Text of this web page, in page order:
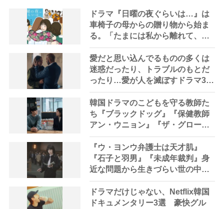
ドラマ『日曜の夜ぐらいは…』は
車椅子の母からの贈り物から始ま
る。「たまには私から離れて、思
いきり笑ったりしてらっしゃい」
愛だと思い込んでるものの多くは
迷惑だったり、トラブルのもとだ
ったり…愛が人を滅ぼすドラマ3選
『Run』『残り火』『カトラ』
韓国ドラマのこどもを守る教師た
ち『ブラックドッグ』『保健教師
アン・ウニョン』『ザ・グローリ
ー』
『ウ・ヨンウ弁護士は天才肌』
『石子と羽男』『未成年裁判』身
近な問題から生きづらい世の中を
問う法廷ドラマ3選
ドラマだけじゃない、Netflix韓国
ドキュメンタリー3選 豪快グル